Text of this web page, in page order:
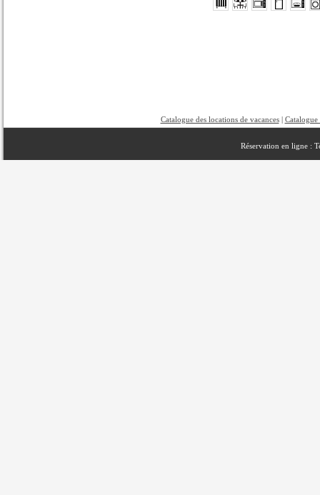
Catalogue des locations de vacances| Catalogue
Réservation en ligne :